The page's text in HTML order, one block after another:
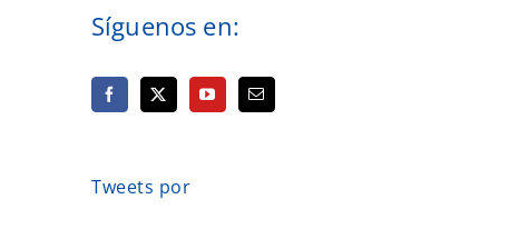
Síguenos en:
Tweets por